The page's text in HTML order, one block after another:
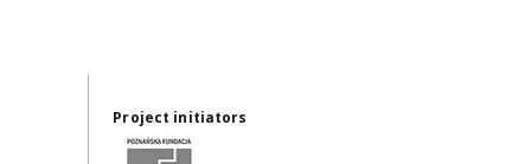
Project initiators